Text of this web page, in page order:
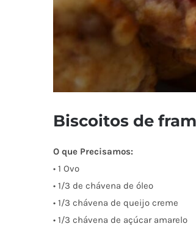
Biscoitos de
O que Precisamos:
• 1 Ovo
• 1/3 de chávena de óleo
• 1/3 chávena de queijo creme
• 1/3 chávena de açúcar amarelo